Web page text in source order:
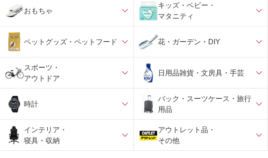
おもちゃ
キッズ・ベビー・
マタニティ
ペットグッズ・ペットフード 花・ガーデン・DIY
スポーツ・
アウトドア
日用品雑貨・文房具・手芸
時計
バック・スーツケース・旅行
用品
インテリア・
寝具・収納
アウトレット品・
その他